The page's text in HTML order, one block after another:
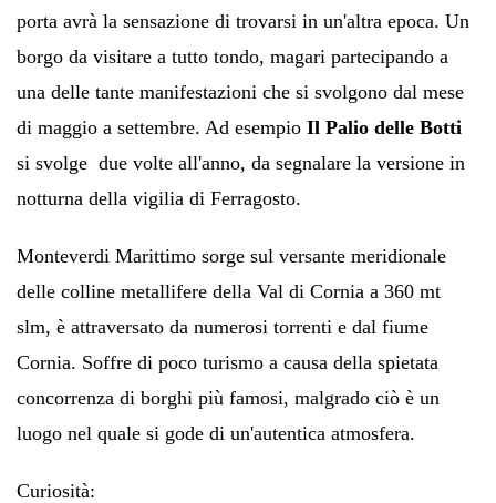
porta avrà la sensazione di trovarsi in un'altra epoca. Un
borgo da visitare a tutto tondo, magari partecipando a
una delle tante manifestazioni che si svolgono dal mese
di maggio a settembre. Ad esempio Il Palio delle Botti
si svolge due volte all'anno, da segnalare la versione in
notturna della vigilia di Ferragosto.
Monteverdi Marittimo sorge sul versante meridionale
delle colline metallifere della Val di Cornia a 360 mt
slm, è attraversato da numerosi torrenti e dal fiume
Cornia. Soffre di poco turismo a causa della spietata
concorrenza di borghi più famosi, malgrado ciò è un
luogo nel quale si gode di un'autentica atmosfera.
Curiosità: